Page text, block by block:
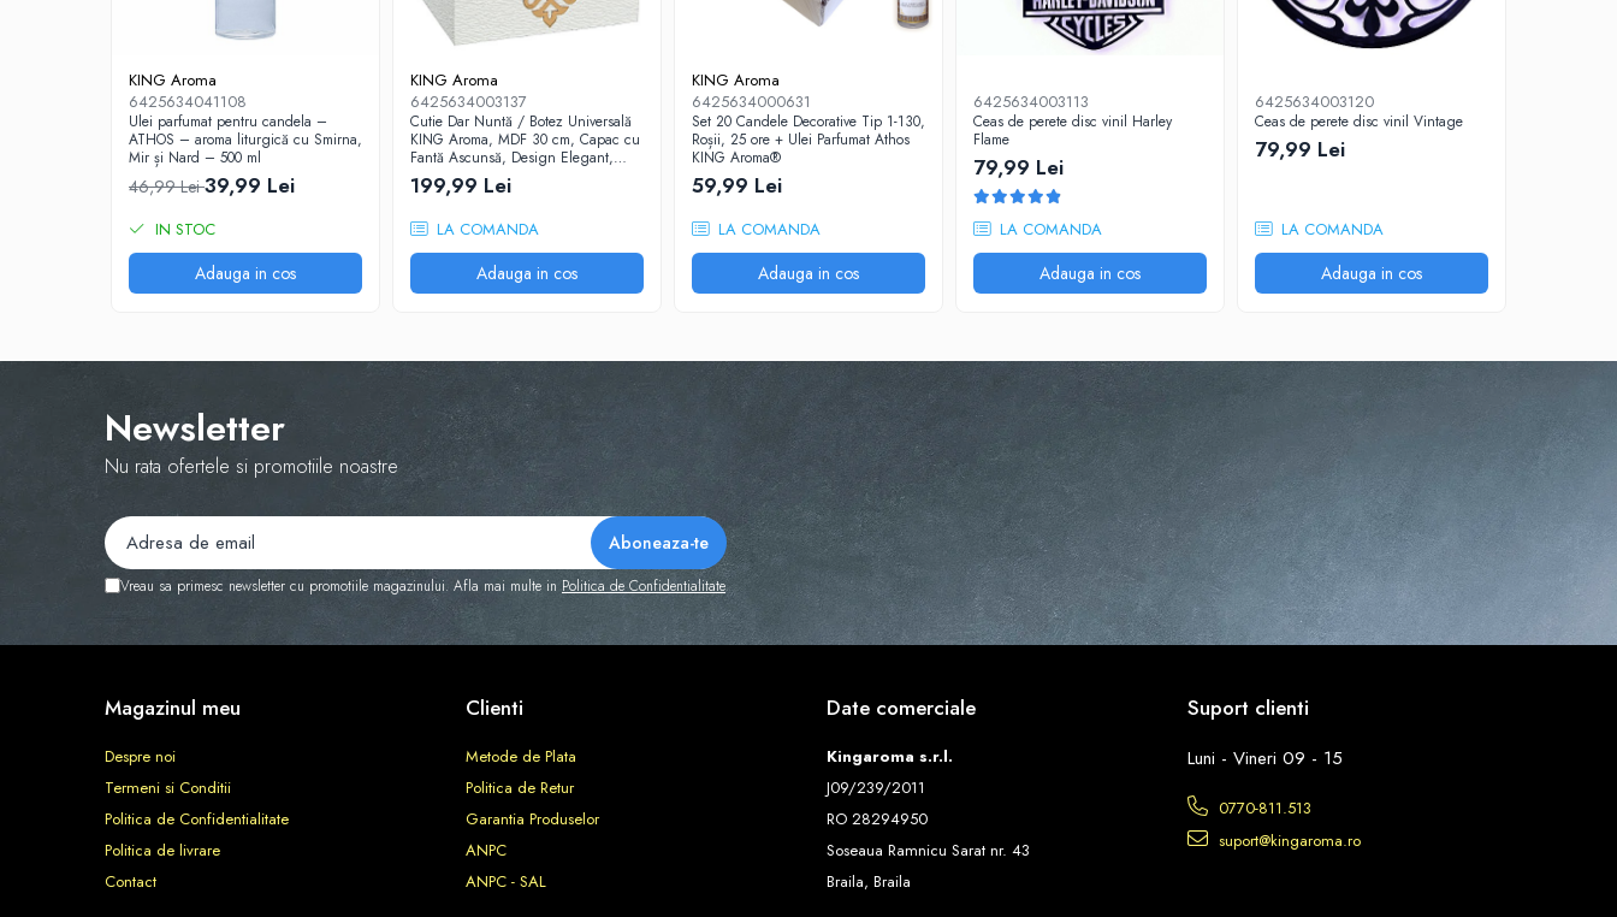
Producție și Creație Lumânări
Ceruri și materii prime pentru lumânări
Parfumuri pentru Lumânări, Sapunuri &
Materii Prime & Substanțe (Hobby
Ambalaje și Recipiente
Flacoane & Recipiente
Parfum pentru rufe (Bax/Vrac)
Uleiuri parfumate aromaterapie
(Pachete/Bax)
(Pachete/Bax)
KING Aroma
6425634041108
Ulei parfumat pentru candela –
ATHOS – aroma liturgică cu Smirna,
Mir și Nard – 500 ml
46,99 Lei39,99 Lei
IN STOC
Adauga in cos
KING Aroma
6425634003137
Cutie Dar Nuntă / Botez Universală
KING Aroma, MDF 30 cm, Capac cu
Fantă Ascunsă, Design Elegant,
Serii Limitate
199,99 Lei
LA COMANDA
Adauga in cos
KING Aroma
6425634000631
Set 20 Candele Decorative Tip 1-130,
Roșii, 25 ore + Ulei Parfumat Athos
KING Aroma®
59,99 Lei
LA COMANDA
Adauga in cos
6425634003113
Ceas de perete disc vinil Harley
Flame
79,99 Lei
LA COMANDA
Adauga in cos
6425634003120
Ceas de perete disc vinil Vintage
79,99 Lei
LA COMANDA
Adauga in cos
Newsletter
Nu rata ofertele si promotiile noastre
Vreau sa primesc newsletter cu promotiile magazinului. Afla mai multe in Politica de Confidentialitate
Magazinul meu
Despre noi
Termeni si Conditii
Politica de Confidentialitate
Politica de livrare
Contact
Clienti
Metode de Plata
Politica de Retur
Garantia Produselor
ANPC
ANPC - SAL
Date comerciale
Kingaroma s.r.l.
J09/239/2011
RO 28294950
Soseaua Ramnicu Sarat nr. 43
Braila, Braila
Suport clienti
Luni - Vineri 09 - 15
0770-811.513
suport@kingaroma.ro